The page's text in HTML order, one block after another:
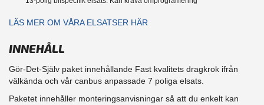
LÄS MER OM VÅRA ELSATSER HÄR
INNEHÅLL
Gör-Det-Själv paket innehållande Fast kvalitets dragkrok ifrån
välkända och vår canbus anpassade 7 poliga elsats.
Paketet innehåller monteringsanvisningar så att du enkelt kan